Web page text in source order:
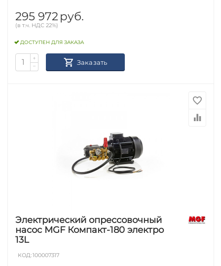
295 972 руб.
(в т.ч. НДС 22%)
ДОСТУПЕН ДЛЯ ЗАКАЗА
+
−
Заказать
Электрический опрессовочный
насос MGF Компакт-180 электро
13L
КОД:100007317